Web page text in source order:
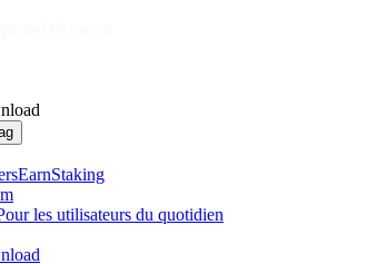
EarnStaking
les utilisateurs du quotidien